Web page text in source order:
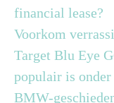
financial lease?
Voorkom
Target Blu Eye
populair is onder
BMW-